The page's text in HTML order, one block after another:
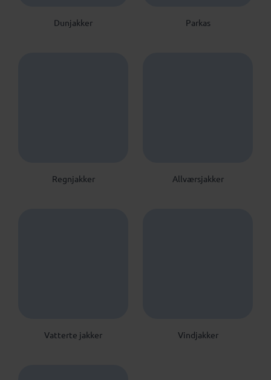
Dunjakker Parkas
Regnjakker Allværsjakker
Vatterte jakker Vindjakker